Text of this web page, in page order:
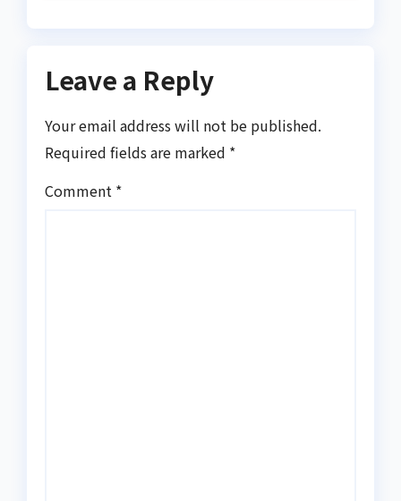
Leave a Reply
Your email address will not be published.
Required fields are marked *
Comment *